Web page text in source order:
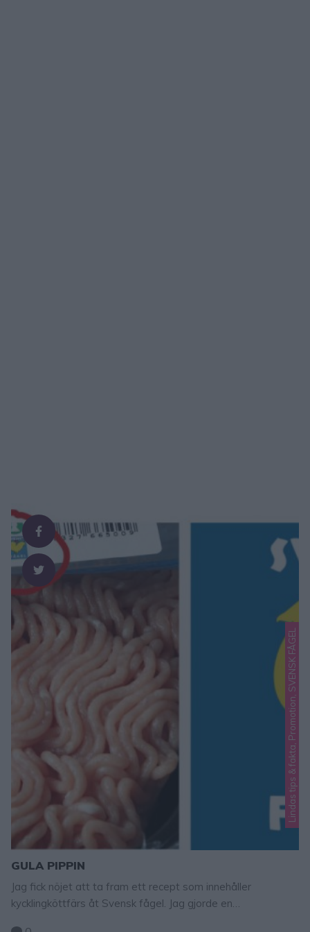
Lindas tips & fakta, Promotion, SVENSK FÅGEL
GULA PIPPIN
Jag fick nöjet att ta fram ett recept som innehåller
kycklingköttfärs åt Svensk fågel. Jag gjorde en